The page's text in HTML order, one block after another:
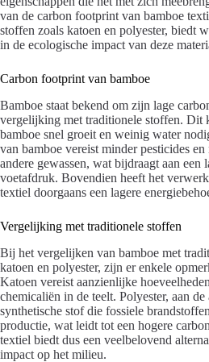
van de carbon footprint van bamboe
stoffen zoals katoen en polyester, biedt
in de ecologische impact van deze
Carbon footprint van bamboe
Bamboe staat bekend om zijn lage
vergelijking met traditionele stoffen. Dit
bamboe snel groeit en weinig water
van bamboe vereist minder pesticides en
andere gewassen, wat bijdraagt aan een
voetafdruk. Bovendien heeft het
textiel doorgaans een lagere
Vergelijking met traditionele stoffen
Bij het vergelijken van bamboe met
katoen en polyester, zijn er enkele
Katoen vereist aanzienlijke
chemicaliën in de teelt. Polyester, aan de
synthetische stof die fossiele
productie, wat leidt tot een hogere
textiel biedt dus een veelbelovend
impact op het milieu.